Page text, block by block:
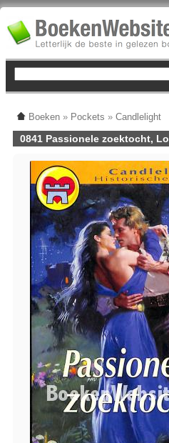
Boeken » Pockets » Candlelight
0841 Passionele zoektocht,